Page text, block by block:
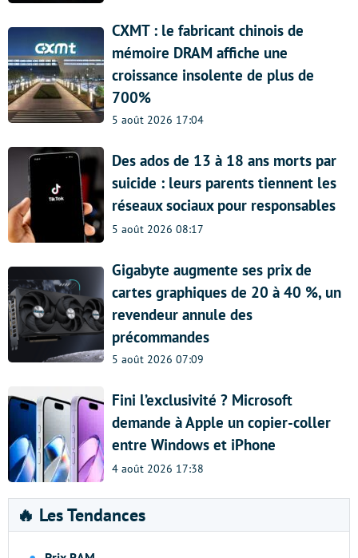
CXMT : le fabricant chinois de
mémoire DRAM affiche une
croissance insolente de plus de
700%
5 août 2026 17:04
Des ados de 13 à 18 ans morts par
suicide : leurs parents tiennent les
réseaux sociaux pour responsables
5 août 2026 08:17
Gigabyte augmente ses prix de
cartes graphiques de 20 à 40 %, un
revendeur annule des
précommandes
5 août 2026 07:09
Fini l’exclusivité ? Microsoft
demande à Apple un copier-coller
entre Windows et iPhone
4 août 2026 17:38
🔥 Les Tendances